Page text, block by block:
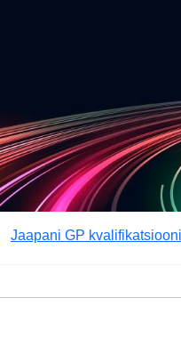
Jaapani GP